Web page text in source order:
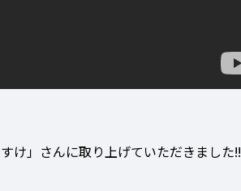
け」さんに取り上げていただきました!!